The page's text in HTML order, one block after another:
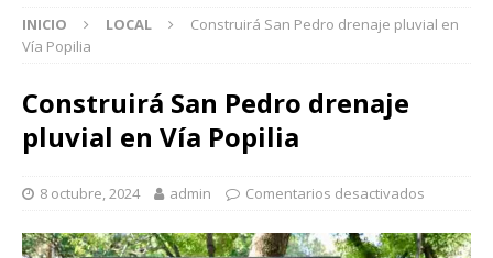
INICIO LOCAL
Construirá San Pedro drenaje pluvial en
Vía Popilia
Construirá San Pedro drenaje
pluvial en Vía Popilia
8 octubre, 2024 admin Comentarios desactivados